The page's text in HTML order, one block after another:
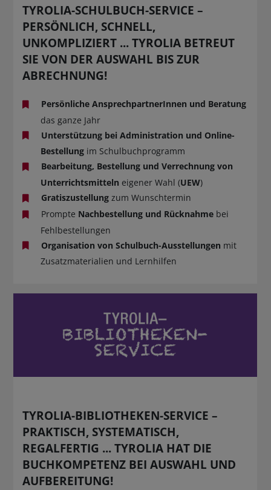
TYROLIA-SCHULBUCH-SERVICE –
PERSÖNLICH, SCHNELL,
UNKOMPLIZIERT ... TYROLIA BETREUT
SIE VON DER AUSWAHL BIS ZUR
ABRECHNUNG!
Persönliche AnsprechpartnerInnen und Beratung
das ganze Jahr
Unterstützung bei Administration und Online-
Bestellung im Schulbuchprogramm
Bearbeitung, Bestellung und Verrechnung von
Unterrichtsmitteln eigener Wahl (UEW)
Gratiszustellung zum Wunschtermin
Prompte Nachbestellung und Rücknahme bei
Fehlbestellungen
Organisation von Schulbuch-Ausstellungen mit
Zusatzmaterialien und Lernhilfen
TYROLIA-BIBLIOTHEKEN-SERVICE –
PRAKTISCH, SYSTEMATISCH,
REGALFERTIG ... TYROLIA HAT DIE
BUCHKOMPETENZ BEI AUSWAHL UND
AUFBEREITUNG!